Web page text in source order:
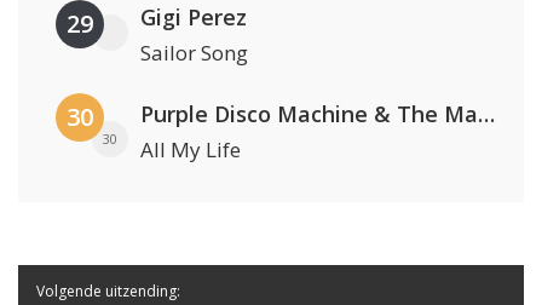
29 Gigi Perez
Sailor Song
30
30
Purple Disco Machine & The Magician
All My Life
Volgende uitzending: